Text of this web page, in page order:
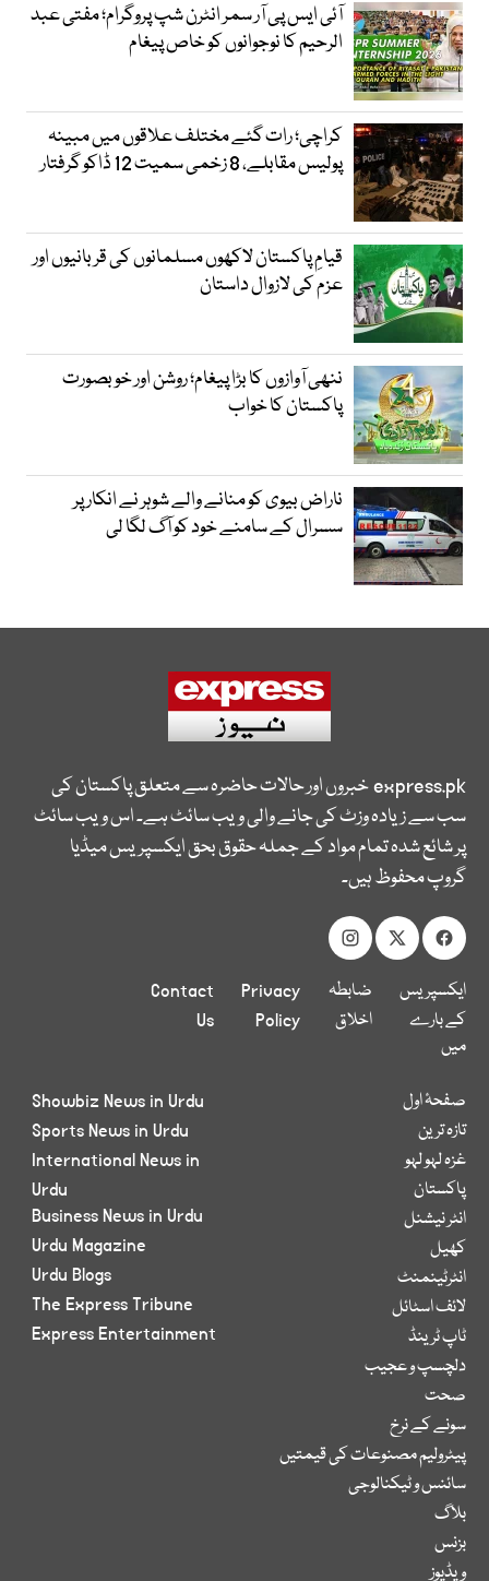
آئی ایس پی آر سمر انٹرن شپ پروگرام؛ مفتی عبد
الرحیم کا نوجوانوں کو خاص پیغام
کراچی؛ رات گئے مختلف علاقوں میں مبینہ
پولیس مقابلے، 8 زخمی سمیت 12 ڈاکو گرفتار
قیامِ پاکستان لاکھوں مسلمانوں کی قربانیوں اور
عزم کی لازوال داستان
ننھی آوازوں کا بڑا پیغام؛ روشن اور خوبصورت
پاکستان کا خواب
ناراض بیوی کو منانے والے شوہر نے انکار پر
سسرال کے سامنے خود کو آگ لگا لی
express.pkخبروں اور حالات حاضرہ سے متعلق پاکستان کی
سب سے زیادہ وزٹ کی جانے والی ویب سائٹ ہے۔ اس ویب سائٹ
پر شائع شدہ تمام مواد کے جملہ حقوق بحق ایکسپریس میڈیا
گروپ محفوظ ہیں۔
ایکسپریس
کے بارے
میں
ضابطہ
اخلاق
Privacy
Policy
Contact
Us
صفحۂ اول
تازہ ترین
غزہ لہو لہو
پاکستان
انٹر نیشنل
کھیل
انٹرٹینمنٹ
لائف اسٹائل
ٹاپ ٹرینڈ
دلچسپ و عجیب
صحت
سونے کے نرخ
پیٹرولیم مصنوعات کی قیمتیں
سائنس و ٹیکنالوجی
بلاگ
بزنس
ویڈیوز
Showbiz News in Urdu
Sports News in Urdu
International News in
Urdu
Business News in Urdu
Urdu Magazine
Urdu Blogs
The Express Tribune
Express Entertainment